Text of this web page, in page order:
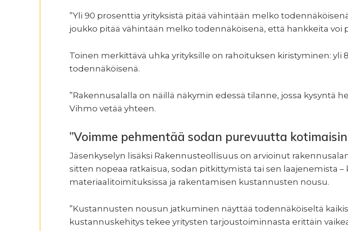
”Yli 90 prosenttia yrityksistä pitää vähintään melko
joukko pitää vähintään melko todennäköisenä, että hankkeita voi
Toinen merkittävä uhka yrityksille on rahoituksen kiristyminen: yli
todennäköisenä.
”Rakennusalalla on näillä näkymin edessä tilanne, jossa kysyntä
Vihmo vetää yhteen.
”Voimme pehmentää sodan purevuutta
Jäsenkyselyn lisäksi Rakennusteollisuus on arvioinut
sitten nopeaa ratkaisua, sodan pitkittymistä tai sen laajenemista
materiaalitoimituksissa ja rakentamisen kustannusten nousu.
”Kustannusten nousun jatkuminen näyttää todennäköiseltä
kustannuskehitys tekee yritysten tarjoustoiminnasta erittäin